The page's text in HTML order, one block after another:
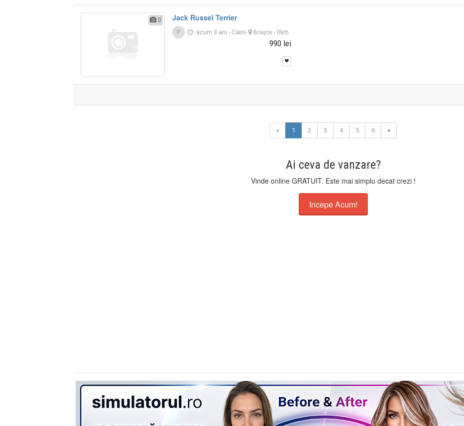
0 Jack Russel Terrier
P acum 3 ani - Caini- Braşov- 0km
990 lei
« 1 2 3 4 5 6 »
Ai ceva de vanzare?
Vinde online GRATUIT. Este mai simplu decat crezi !
Incepe Acum!